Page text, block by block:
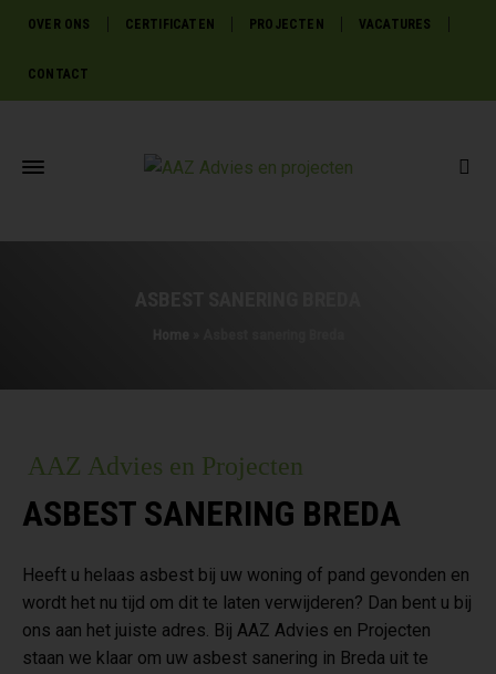
OVER ONS CERTIFICATEN PROJECTEN VACATURES
CONTACT
AAZ Advies en Projecten
ASBEST SANERING BREDA
Heeft u helaas asbest bij uw woning of pand gevonden en
wordt het nu tijd om dit te laten verwijderen? Dan bent u bij
ons aan het juiste adres. Bij AAZ Advies en Projecten
staan we klaar om uw asbest sanering in Breda uit te